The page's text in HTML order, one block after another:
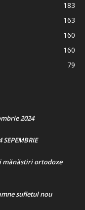
183
163
160
160
79
2024
mănăstiri ortodoxe
sufletul nou